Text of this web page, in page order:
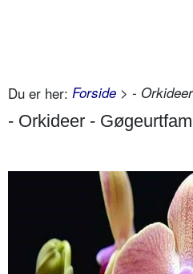
Du er her: Forside > -
- Orkideer -